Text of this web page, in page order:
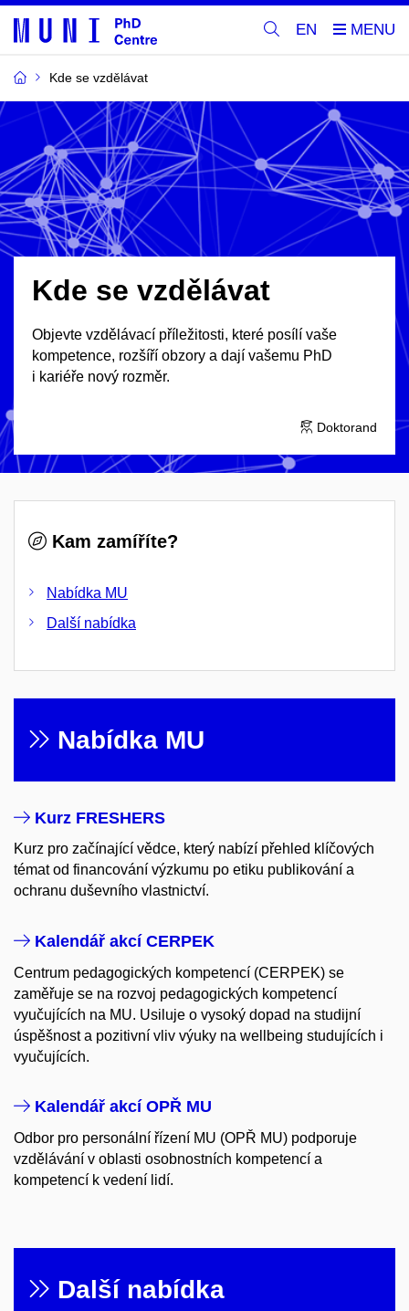
EN
Kde se vzdělávat
Kde se vzdělávat
Objevte vzdělávací příležitosti, které posílí vaše
kompetence, rozšíří obzory a dají vašemu PhD
i kariéře nový rozměr.
Doktorand
Kam zamíříte?
Nabídka MU
Další nabídka
Nabídka MU​
Kurz FRESHERS
Kurz pro začínající vědce, který nabízí přehled klíčových
témat od financování výzkumu po etiku publikování a
ochranu duševního vlastnictví.
Kalendář akcí CERPEK
Centrum pedagogických kompetencí (CERPEK) se
zaměřuje se na rozvoj pedagogických kompetencí
vyučujících na MU. Usiluje o vysoký dopad na studijní
úspěšnost a pozitivní vliv výuky na wellbeing studujících i
vyučujících.
​Kalendář akcí OPŘ MU
Odbor pro personální řízení MU​ (OPŘ MU) podporuje
vzdělávání v oblasti osobnostních kompetencí a
kompetencí k vedení lidí.
Další nabídka